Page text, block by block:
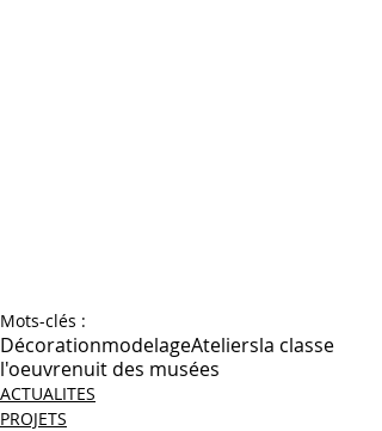
Mots-clés :
DécorationmodelageAteliersla classe
l'oeuvrenuit des musées
ACTUALITES
PROJETS